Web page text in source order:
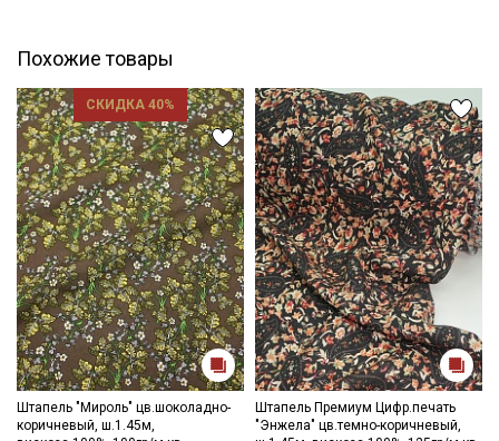
Похожие товары
СКИДКА 40%
Штапель "Мироль" цв.шоколадно-
коричневый, ш.1.45м,
Штапель Премиум Цифр.печать
"Энжела" цв.темно-коричневый,
Даю Согласие на получение рекламных и